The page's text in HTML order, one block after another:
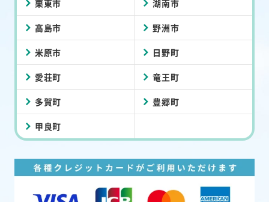
栗東市 湖南市
高島市 野洲市
米原市 日野町
愛荘町 竜王町
多賀町 豊郷町
甲良町